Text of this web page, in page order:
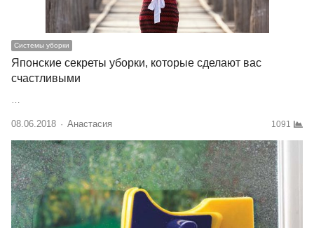
Системы уборки
Японские секреты уборки, которые сделают вас
счастливыми
…
08.06.2018 Author
Анастасия 1091